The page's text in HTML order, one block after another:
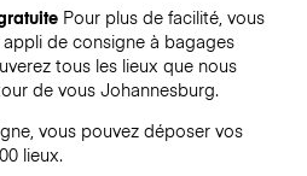
Pour plus de facilité, vous
de consigne à bagages
tous les lieux que nous
de vous Johannesburg.
vous pouvez déposer vos
lieux.